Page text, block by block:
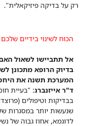
רק על בדיקה פיזיקאלית".
הכוח לשינוי בידיים שלכם
אל תתביישו לשאול
בדיוק הרופא מתכונן
המערכת תשנה את
ד"ר אייזנברג: "בעיית
בבדיקות וטיפולים
שנעשות יותר במסגרות
לדוגמא, אחוז גבוה של